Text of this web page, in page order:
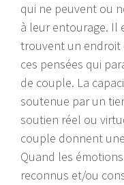
qui ne peuvent ou
à leur entourage. Il
trouvent un endroit
ces pensées qui
de couple. La
soutenue par un
soutien réel ou
couple donnent
Quand les
reconnus et/ou